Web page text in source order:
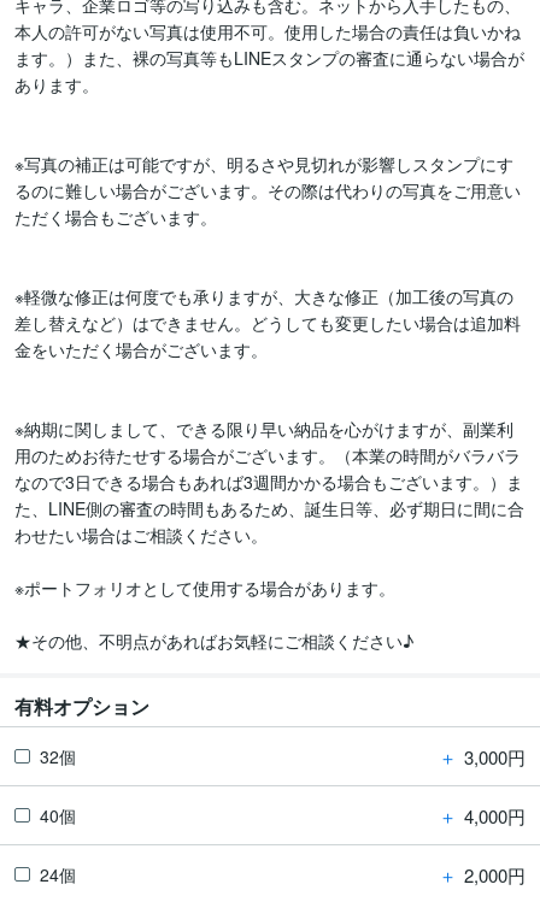
キャラ、企業ロゴ等の写り込みも含む。ネットから入手したもの、
本人の許可がない写真は使用不可。使用した場合の責任は負いかね
ます。）また、裸の写真等もLINEスタンプの審査に通らない場合が
あります。
※写真の補正は可能ですが、明るさや見切れが影響しスタンプにす
るのに難しい場合がございます。その際は代わりの写真をご用意い
ただく場合もございます。
※軽微な修正は何度でも承りますが、大きな修正（加工後の写真の
差し替えなど）はできません。どうしても変更したい場合は追加料
金をいただく場合がございます。
※納期に関しまして、できる限り早い納品を心がけますが、副業利
用のためお待たせする場合がございます。（本業の時間がバラバラ
なので3日できる場合もあれば3週間かかる場合もございます。）ま
た、LINE側の審査の時間もあるため、誕生日等、必ず期日に間に合
わせたい場合はご相談ください。
※ポートフォリオとして使用する場合があります。
★その他、不明点があればお気軽にご相談ください♪
有料オプション
32個 ＋ 3,000円
40個 ＋ 4,000円
24個 ＋ 2,000円